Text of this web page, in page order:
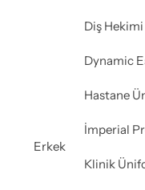
Erkek
Diş
Dynamic
Hastane
İmperial
Klinik